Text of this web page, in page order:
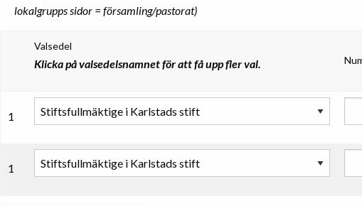
lokalgrupps sidor = församling/pastorat)
Valsedel
Klicka på valsedelsnamnet för att få upp fler val.
1
1